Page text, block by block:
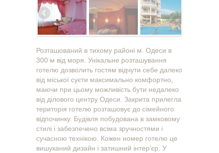
Розташований в тихому районі м. Одеси в
300 м від моря. Унікальне розташування
готелю дозволить гостям відчути себе далеко
від міської суєти максимально комфортно,
маючи при цьому можливість бути недалеко
від ділового центру Одеси. Закрита прилегла
територія готелю розташовує до сімейного
відпочинку. Будівля побудована в замковому
стилі і забезпечено всіма зручностями і
сучасною технікою. Кожен номер готелю це
вишуканий дизайн і затишний інтер'єр. У